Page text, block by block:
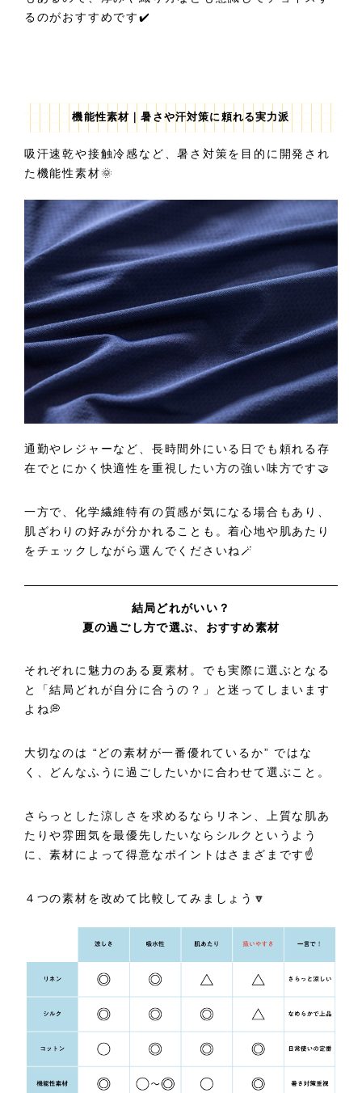
るのがおすすめです✔️
機能性素材｜暑さや汗対策に頼れる実力派
吸汗速乾や接触冷感など、暑さ対策を目的に開発され
た機能性素材🌞
通勤やレジャーなど、長時間外にいる日でも頼れる存
在でとにかく快適性を重視したい方の強い味方です🤝
一方で、化学繊維特有の質感が気になる場合もあり、
肌ざわりの好みが分かれることも。着心地や肌あたり
をチェックしながら選んでくださいね🪄
結局どれがいい？
夏の過ごし方で選ぶ、おすすめ素材
それぞれに魅力のある夏素材。でも実際に選ぶとなる
と「結局どれが自分に合うの？」と迷ってしまいます
よね💭
大切なのは “どの素材が一番優れているか” ではな
く、どんなふうに過ごしたいかに合わせて選ぶこと。
さらっとした涼しさを求めるならリネン、上質な肌あ
たりや雰囲気を最優先したいならシルクというよう
に、素材によって得意なポイントはさまざまです☝️
４つの素材を改めて比較してみましょう🔽